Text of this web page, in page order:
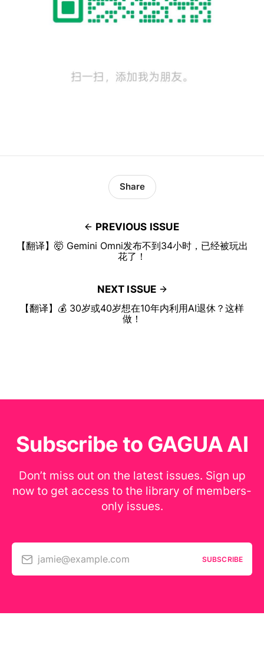
PREVIOUS ISSUE
【翻译】🤯 Gemini Omni发布不到34小时，已经被玩出
花了！
Share
NEXT ISSUE
【翻译】💰 30岁或40岁想在10年内利用AI退休？这样
做！
Subscribe to GAGUA AI
Don’t miss out on the latest issues. Sign up
now to get access to the library of members-
only issues.
jamie@example.com SUBSCRIBE